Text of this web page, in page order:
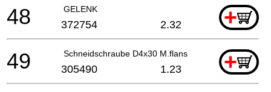
GELENK +
48 372754 2.32
Schneidschraube D4x30 M.flansch (schwarz)
+
49 305490 1.23